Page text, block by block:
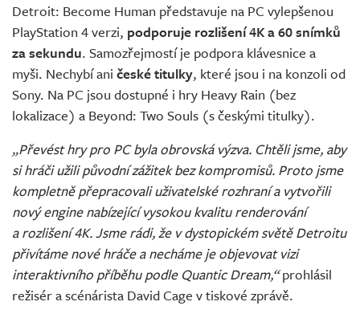
Detroit: Become Human představuje na PC vylepšenou
PlayStation 4 verzi, podporuje rozlišení 4K a 60 snímků
za sekundu. Samozřejmostí je podpora klávesnice a
myši. Nechybí ani české titulky, které jsou i na konzoli od
Sony. Na PC jsou dostupné i hry Heavy Rain (bez
lokalizace) a Beyond: Two Souls (s českými titulky).
„Převést hry pro PC byla obrovská výzva. Chtěli jsme, aby
si hráči užili původní zážitek bez kompromisů. Proto jsme
kompletně přepracovali uživatelské rozhraní a vytvořili
nový engine nabízející vysokou kvalitu renderování
a rozlišení 4K. Jsme rádi, že v dystopickém světě Detroitu
přivítáme nové hráče a necháme je objevovat vizi
interaktivního příběhu podle Quantic Dream,“prohlásil
režisér a scénárista David Cage v tiskové zprávě.